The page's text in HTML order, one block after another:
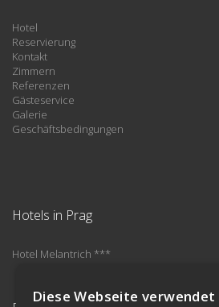
Hotel
Reservierung
Kontakt
Zimmern
Referenzen
Gästeservice
Galerie
Geschäftsbedingungen
Hotels in Prag
Hotel Melantrich ***
Diese Webseite verwendet